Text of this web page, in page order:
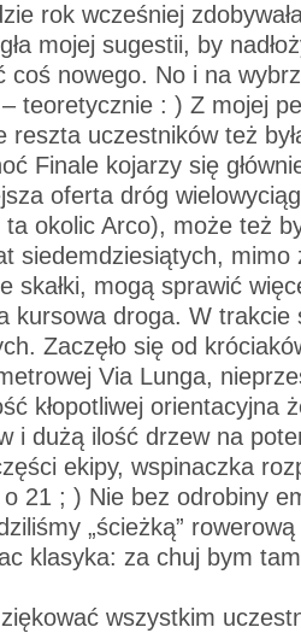
rok wcześniej
mojej sugestii, by
coś nowego. No i na
teoretycznie : ) Z mojej
reszta uczestników też
Finale kojarzy się
oferta dróg
okolic Arco), może też
siedemdziesiątych, mimo
skałki, mogą sprawić
kursowa droga. W trakcie
Zaczęło się od
Via Lunga,
kłopotliwej orientacyjna
i dużą ilość drzew na
ekipy, wspinaczka
o 21 ; ) Nie bez odrobiny
„ścieżką” rowerową
klasyka: za chuj bym
wszystkim